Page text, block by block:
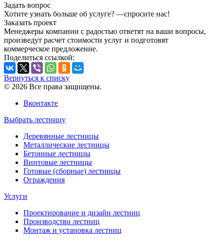
Задать вопрос
Хотите узнать больше об услуге? —cпросите нас!
Заказать проект
Менеджеры компании с радостью ответят на ваши вопросы,
произведут расчет стоимости услуг и подготовят
коммерческое предложение.
Поделиться ссылкой:
Вернуться к списку
© 2026 Все права защищены.
Вконтакте
Выбрать лестницу
Деревянные лестницы
Металлические лестницы
Бетонные лестницы
Винтовые лестницы
Готовые (сборные) лестницы
Ограждения
Услуги
Проектирование и дизайн лестниц
Производство лестниц
Монтаж и установка лестниц